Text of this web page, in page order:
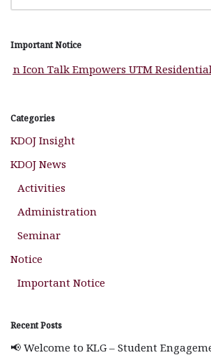
Important Notice
Talk Empowers UTM Residential
Categories
KDOJ Insight
KDOJ News
Activities
Administration
Seminar
Notice
Important Notice
Recent Posts
📢 Welcome to KLG – Student